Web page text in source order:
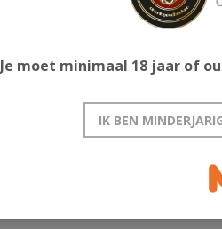
Je moet minimaal 18 jaar of
IK BEN